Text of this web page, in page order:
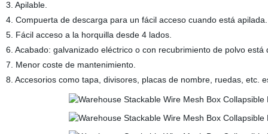
3. Apilable.
4. Compuerta de descarga para un fácil acceso cuando está apilada.
5. Fácil acceso a la horquilla desde 4 lados.
6. Acabado: galvanizado eléctrico o con recubrimiento de polvo está
7. Menor coste de mantenimiento.
8. Accesorios como tapa, divisores, placas de nombre, ruedas, etc.